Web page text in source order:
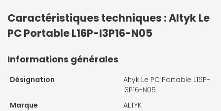
Caractéristiques techniques : Altyk Le
PC Portable L16P-I3P16-N05
Informations générales
Désignation
Altyk Le PC Portable L16P-
I3P16-N05
Marque
ALTYK